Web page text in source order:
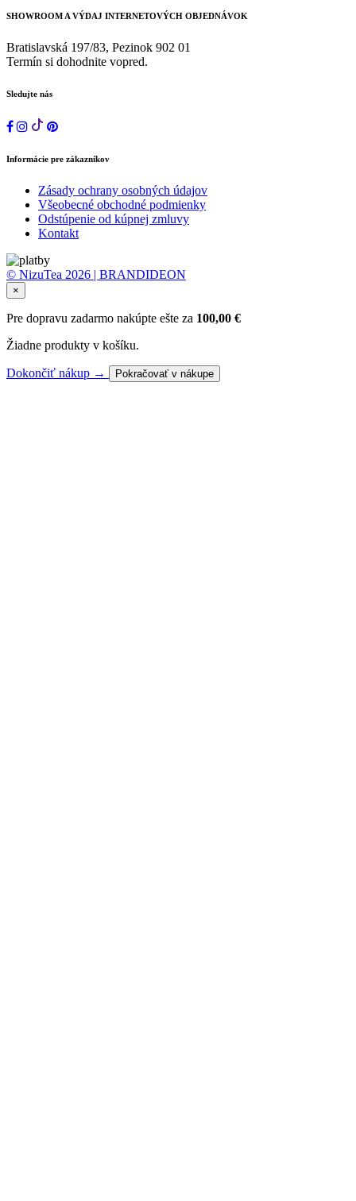
SHOWROOM A VÝDAJ INTERNETOVÝCH OBJEDNÁVOK
Bratislavská 197/83, Pezinok 902 01
Termín si dohodnite vopred.
Sledujte nás
Informácie pre zákazníkov
Zásady ochrany osobných údajov
Všeobecné obchodné podmienky
Odstúpenie od kúpnej zmluvy
Kontakt
© NizuTea 2026 | BRANDIDEON
×
Pre dopravu zadarmo nakúpte ešte za 100,00 €
Žiadne produkty v košíku.
Dokončiť nákup → Pokračovať v nákupe